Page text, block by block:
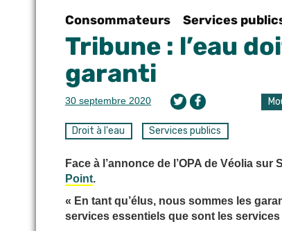
Consommateurs Services
Tribune : l’eau
garanti
30 septembre 2020
Droit à l'eau Services publics
Face à l’annonce de l’OPA de Véolia
Point.
« En tant qu’élus, nous sommes les
services essentiels que sont les services